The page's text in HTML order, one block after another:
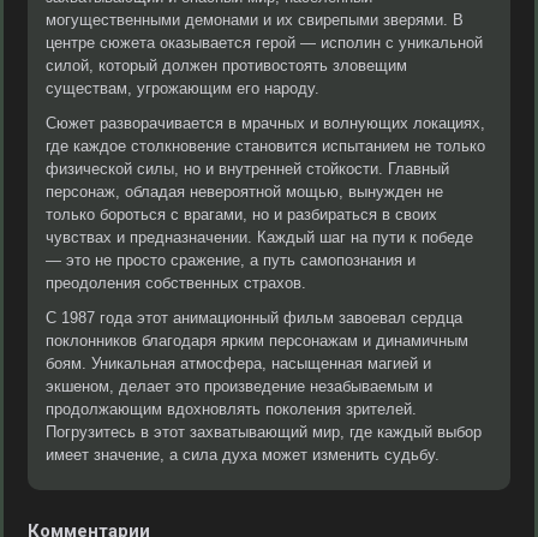
могущественными демонами и их свирепыми зверями. В
центре сюжета оказывается герой — исполин с уникальной
силой, который должен противостоять зловещим
существам, угрожающим его народу.
Сюжет разворачивается в мрачных и волнующих локациях,
где каждое столкновение становится испытанием не только
физической силы, но и внутренней стойкости. Главный
персонаж, обладая невероятной мощью, вынужден не
только бороться с врагами, но и разбираться в своих
чувствах и предназначении. Каждый шаг на пути к победе
— это не просто сражение, а путь самопознания и
преодоления собственных страхов.
С 1987 года этот анимационный фильм завоевал сердца
поклонников благодаря ярким персонажам и динамичным
боям. Уникальная атмосфера, насыщенная магией и
экшеном, делает это произведение незабываемым и
продолжающим вдохновлять поколения зрителей.
Погрузитесь в этот захватывающий мир, где каждый выбор
имеет значение, а сила духа может изменить судьбу.
Комментарии